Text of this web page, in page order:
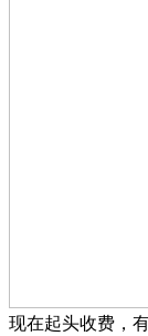
现在起头收费，